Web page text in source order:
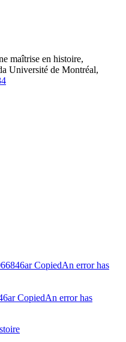
maîtrise en histoire,
Université de Montréal,
CopiedAn error has
CopiedAn error has